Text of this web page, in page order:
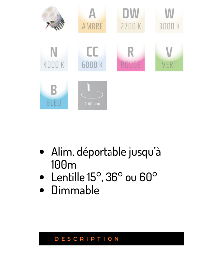
Alim. déportable jusqu’à
100m
Lentille 15°, 36° ou 60°
Dimmable
DESCRIPTION